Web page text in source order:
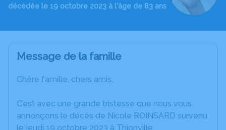
décédée le 19 octobre 2023 à l'âge de 83 ans
Message de la famille
Chère famille, chers amis,
C’est avec une grande tristesse que nous vous
annonçons le décès de Nicole ROINSARD survenu
le jeudi 19 octobre 2023 à Thionville.